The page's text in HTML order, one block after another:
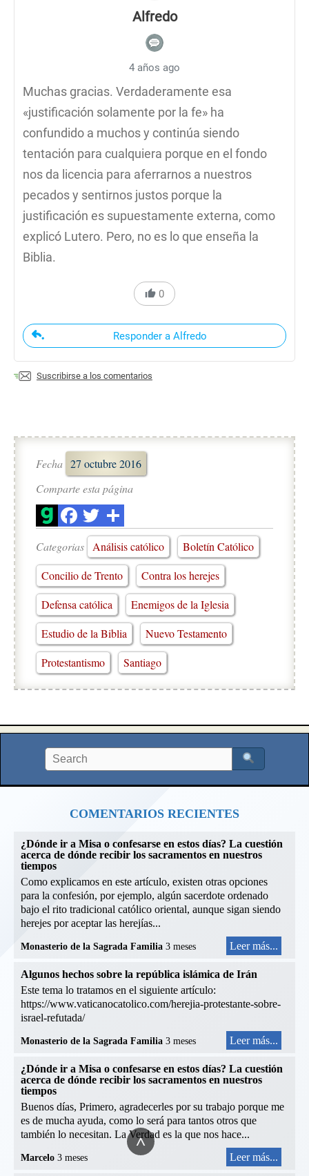
Alfredo
4 años ago
Muchas gracias. Verdaderamente esa
«justificación solamente por la fe» ha
confundido a muchos y continúa siendo
tentación para cualquiera porque en el fondo
nos da licencia para aferrarnos a nuestros
pecados y sentirnos justos porque la
justificación es supuestamente externa, como
explicó Lutero. Pero, no es lo que enseña la
Biblia.
0
Responder a Alfredo
Suscribirse a los comentarios
Fecha 27 octubre 2016
Comparte esta página
Categorias Análisis católico
Boletín Católico
Concilio de Trento
Contra los herejes
Defensa católica
Enemigos de la Iglesia
Estudio de la Biblia
Nuevo Testamento
Protestantismo
Santiago
COMENTARIOS RECIENTES
¿Dónde ir a Misa o confesarse en estos días? La cuestión
acerca de dónde recibir los sacramentos en nuestros
tiempos
Como explicamos en este artículo, existen otras opciones
para la confesión, por ejemplo, algún sacerdote ordenado
bajo el rito tradicional católico oriental, aunque sigan siendo
herejes por aceptar las herejías...
Monasterio de la Sagrada Familia 3 meses Leer más...
Algunos hechos sobre la república islámica de Irán
Este tema lo tratamos en el siguiente artículo:
https://www.vaticanocatolico.com/herejia-protestante-sobre-
israel-refutada/
Monasterio de la Sagrada Familia 3 meses Leer más...
¿Dónde ir a Misa o confesarse en estos días? La cuestión
acerca de dónde recibir los sacramentos en nuestros
tiempos
Buenos días, Primero, agradecerles por su trabajo porque me
es de mucha ayuda, como lo será para tantos otros que
también lo necesitan. La Verdad es la que nos hace...
Marcelo 3 meses Leer más...
^